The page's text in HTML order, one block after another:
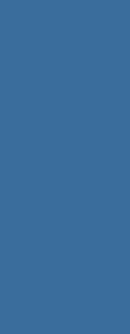
es
einfache
gute